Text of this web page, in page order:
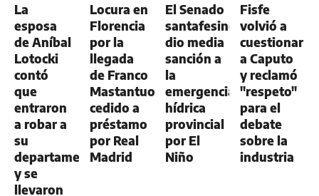
La
esposa
de Aníbal
Lotocki
contó
que
entraron
a robar a
su
departamento
y se
llevaron
Locura en
Florencia
por la
llegada
de Franco
Mastantuono,
cedido a
préstamo
por Real
Madrid
El Senado
santafesino
dio media
sanción a
la
emergencia
hídrica
provincial
por El
Niño
Fisfe
volvió a
cuestionar
a Caputo
y reclamó
"respeto"
para el
debate
sobre la
industria